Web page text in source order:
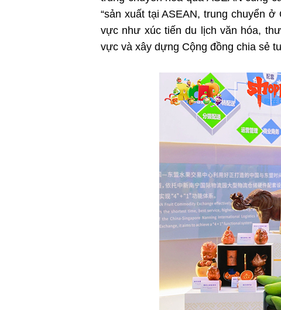
“sản xuất tại ASEAN, trung chuyển
vực như xúc tiến du lịch văn hóa,
vực và xây dựng Cộng đồng chia sẻ